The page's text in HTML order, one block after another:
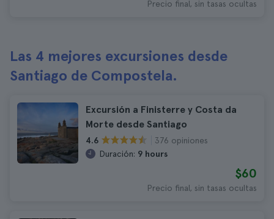
Precio final, sin tasas ocultas
Las 4 mejores excursiones desde
Santiago de Compostela.
Excursión a Finisterre y Costa da
Morte desde Santiago
4.6
376 opiniones
Duración: 9 hours
$60
Precio final, sin tasas ocultas